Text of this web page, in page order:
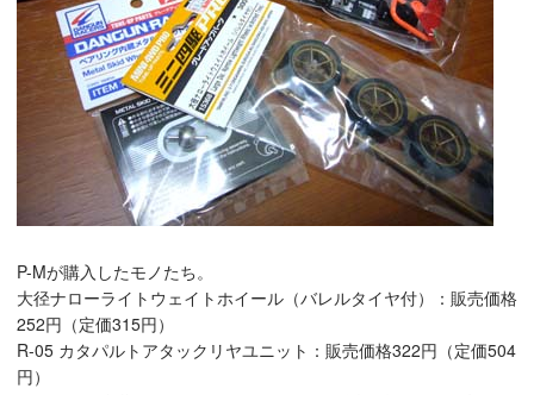
P-Mが購入したモノたち。
大径ナローライトウェイトホイール（バレルタイヤ付）：販売価格
252円（定価315円）
R-05 カタパルトアタックリヤユニット：販売価格322円（定価504
円）